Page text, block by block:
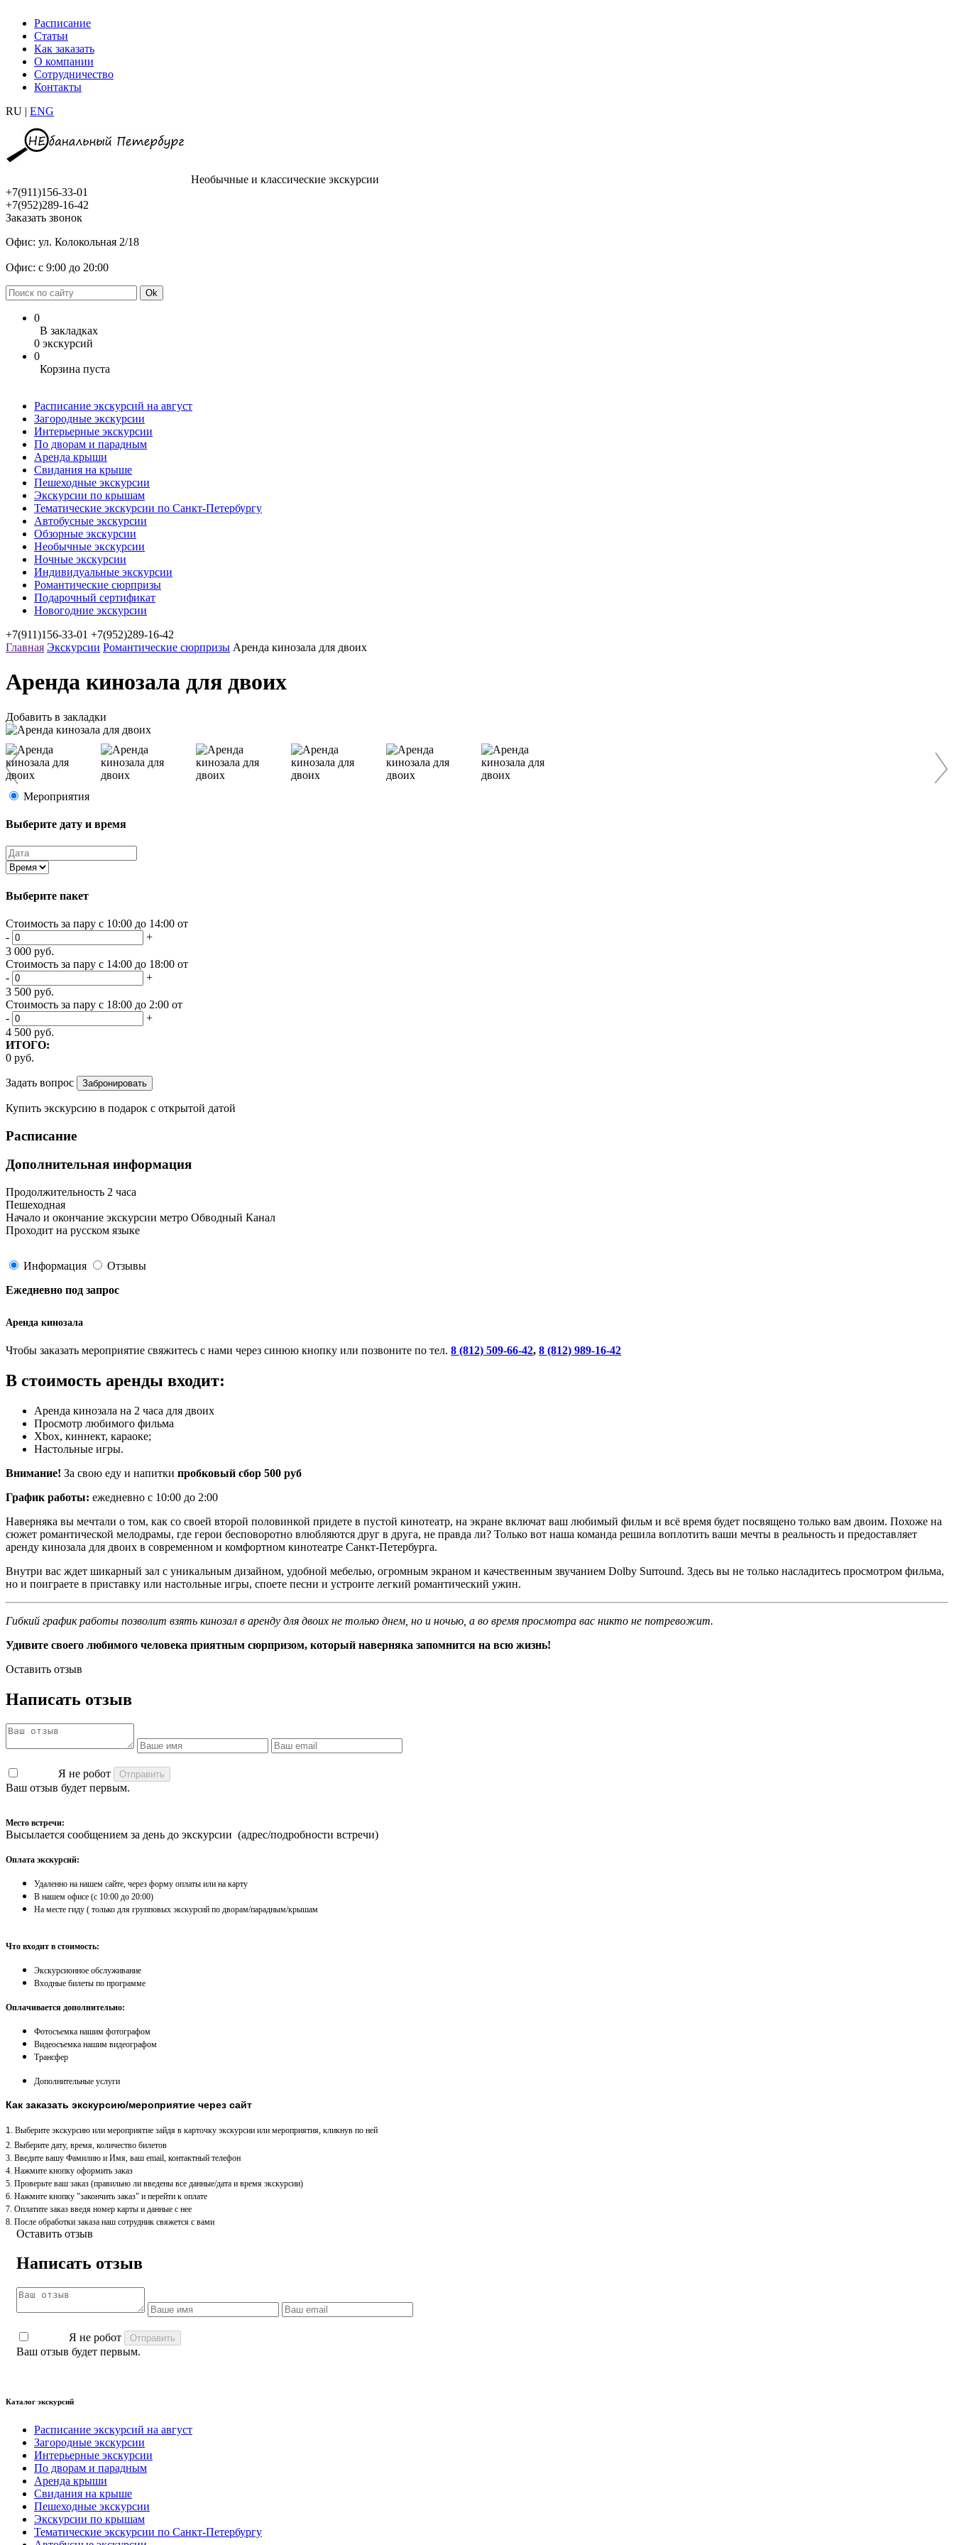
Расписание
Статьи
Как заказать
О компании
Сотрудничество
Контакты
RU | ENG
Необычные и классические экскурсии
+7(911)156-33-01
+7(952)289-16-42
Заказать звонок
Офис: ул. Колокольная 2/18
Офис: с 9:00 до 20:00
0
В закладках
0 экскурсий
0
Корзина пуста
Расписание экскурсий на август
Загородные экскурсии
Интерьерные экскурсии
По дворам и парадным
Аренда крыши
Свидания на крыше
Пешеходные экскурсии
Экскурсии по крышам
Тематические экскурсии по Санкт-Петербургу
Автобусные экскурсии
Обзорные экскурсии
Необычные экскурсии
Ночные экскурсии
Индивидуальные экскурсии
Романтические сюрпризы
Подарочный сертификат
Новогодние экскурсии
+7(911)156-33-01 +7(952)289-16-42
Главная Экскурсии Романтические сюрпризы Аренда кинозала для двоих
Аренда кинозала для двоих
Добавить в закладки
Мероприятия
Выберите дату и время
Выберите пакет
Стоимость за пару с 10:00 до 14:00 от
-
+
3 000 руб.
Стоимость за пару с 14:00 до 18:00 от
-
+
3 500 руб.
Стоимость за пару с 18:00 до 2:00 от
-
+
4 500 руб.
ИТОГО:
0 руб.
Задать вопрос
Купить экскурсию в подарок с открытой датой
Расписание
Дополнительная информация
Продолжительность 2 часа
Пешеходная
Начало и окончание экскурсии метро Обводный Канал
Проходит на русском языке
Информация
Отзывы
Ежедневно под запрос
Аренда кинозала
Чтобы заказать мероприятие свяжитесь с нами через синюю кнопку или позвоните по тел. 8 (812) 509-66-42, 8 (812) 989-16-42
В стоимость аренды входит:
Аренда кинозала на 2 часа для двоих
Просмотр любимого фильма
Xbox, киннект, караоке;
Настольные игры.
Внимание! За свою еду и напитки пробковый сбор 500 руб
График работы: ежедневно с 10:00 до 2:00
Наверняка вы мечтали о том, как со своей второй половинкой придете в пустой кинотеатр, на экране включат ваш любимый фильм и всё время будет посвящено только вам двоим. Похоже на
сюжет романтической мелодрамы, где герои бесповоротно влюбляются друг в друга, не правда ли? Только вот наша команда решила воплотить ваши мечты в реальность и предоставляет
аренду кинозала для двоих в современном и комфортном кинотеатре Санкт-Петербурга.
Внутри вас ждет шикарный зал с уникальным дизайном, удобной мебелью, огромным экраном и качественным звучанием Dolby Surround. Здесь вы не только насладитесь просмотром фильма,
но и поиграете в приставку или настольные игры, споете песни и устроите легкий романтический ужин.
Гибкий график работы позволит взять кинозал в аренду для двоих не только днем, но и ночью, а во время просмотра вас никто не потревожит.
Удивите своего любимого человека приятным сюрпризом, который наверняка запомнится на всю жизнь!
Оставить отзыв
Написать отзыв
Я не робот
Ваш отзыв будет первым.
Место встречи:
Высылается сообщением за день до экскурсии (адрес/подробности встречи)
Оплата экскурсий:
Удаленно на нашем сайте, через форму оплаты или на карту
​В нашем офисе (с 10:00 до 20:00)
На месте гиду ( только для групповых экскурсий по дворам/парадным/крышам
Что входит в стоимость:
Экскурсионное обслуживание
Входные билеты по программе
Оплачивается дополнительно:
Фотосъемка нашим фотографом
Видеосъемка нашим видеографом
Трансфер
Дополнительные услуги
Как заказать экскурсию/мероприятие через сайт
1. Выберите экскурсию или мероприятие зайдя в карточку экскурсии или мероприятия, кликнув по ней
2. Выберите дату, время, количество билетов
3. Введите вашу Фамилию и Имя, ваш email, контактный телефон
4. Нажмите кнопку оформить заказ
5. Проверьте ваш заказ (правильно ли введены все данные/дата и время экскурсии)
6. Нажмите кнопку "закончить заказ" и перейти к оплате
7. Оплатите заказ введя номер карты и данные с нее
8. После обработки заказа наш сотрудник свяжется с вами
Оставить отзыв
Написать отзыв
Я не робот
Ваш отзыв будет первым.
Каталог экскурсий
Расписание экскурсий на август
Загородные экскурсии
Интерьерные экскурсии
По дворам и парадным
Аренда крыши
Свидания на крыше
Пешеходные экскурсии
Экскурсии по крышам
Тематические экскурсии по Санкт-Петербургу